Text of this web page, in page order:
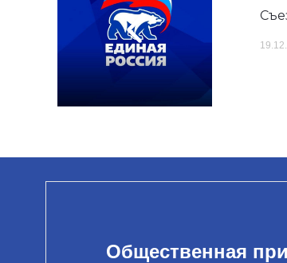
Общественная